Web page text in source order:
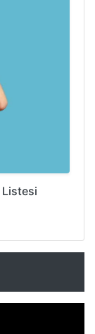
Listesi